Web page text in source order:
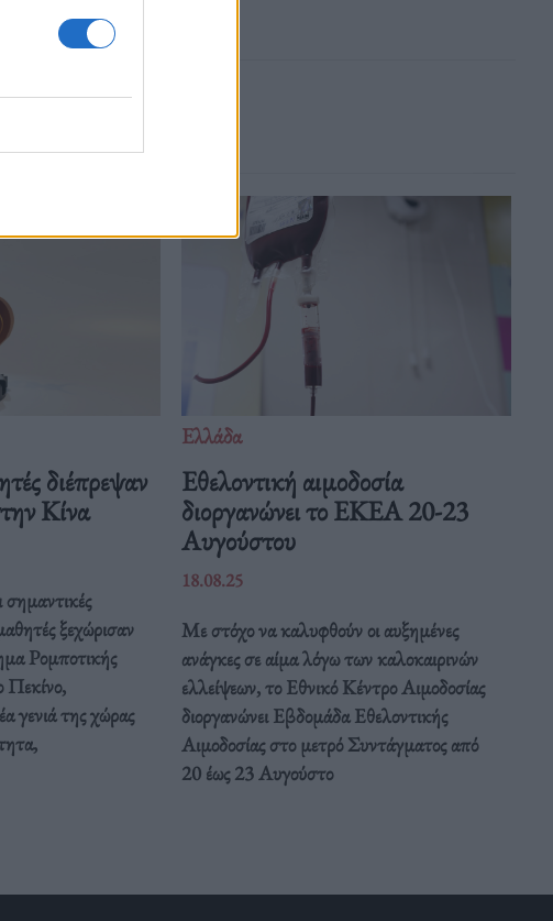
διέπρεψαν
Κίνα
ξεχώρισαν
Ρομποτικής
γενιά της χώρας
Ελλάδα
Eθελοντική αιμοδοσία
διοργανώνει το ΕΚΕΑ 20-23
Αυγούστου
18.08.25
Με στόχο να καλυφθούν οι αυξημένες
ανάγκες σε αίμα λόγω των καλοκαιρινών
ελλείψεων, το Εθνικό Κέντρο Αιμοδοσίας
διοργανώνει Εβδομάδα Εθελοντικής
Αιμοδοσίας στο μετρό Συντάγματος από
20 έως 23 Αυγούστο